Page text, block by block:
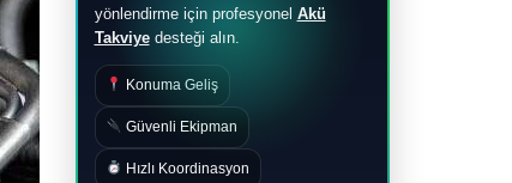
yönlendirme için profesyonel Akü
Takviyedesteği alın.
Konuma Geliş
Güvenli Ekipman
Hızlı Koordinasyon